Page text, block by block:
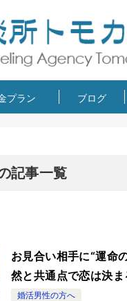
プラン ブログ
記事一覧
お見合い相手に“運命
然と共通点で恋は決ま
婚活男性の方へ